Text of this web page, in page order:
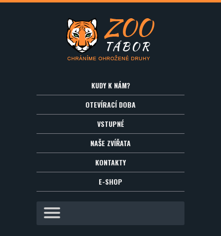
KUDY K NÁM?
OTEVÍRACÍ DOBA
VSTUPNÉ
NAŠE ZVÍŘATA
KONTAKTY
E-SHOP